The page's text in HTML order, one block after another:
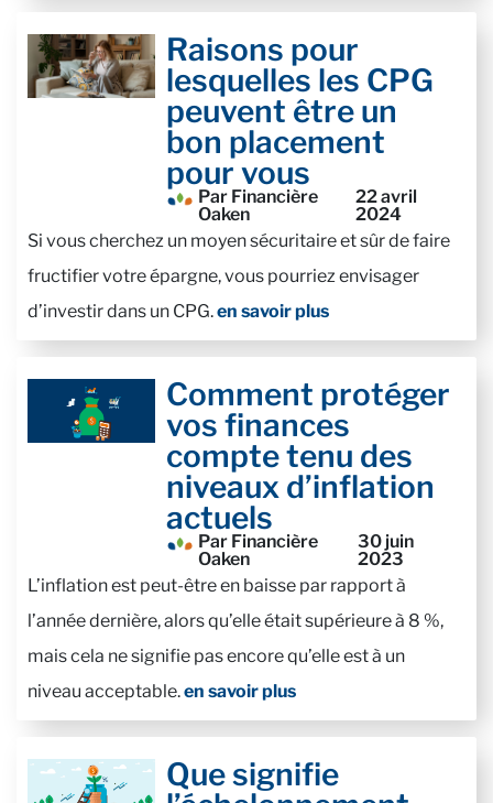
Raisons pour
lesquelles les CPG
peuvent être un
bon placement
pour vous
Par Financière
Oaken
22 avril
2024
Si vous cherchez un moyen sécuritaire et sûr de faire
fructifier votre épargne, vous pourriez envisager
d’investir dans un CPG.en savoir plus
Comment protéger
vos finances
compte tenu des
niveaux d’inflation
actuels
Par Financière
Oaken
30 juin
2023
L’inflation est peut-être en baisse par rapport à
l’année dernière, alors qu’elle était supérieure à 8 %,
mais cela ne signifie pas encore qu’elle est à un
niveau acceptable.en savoir plus
Que signifie